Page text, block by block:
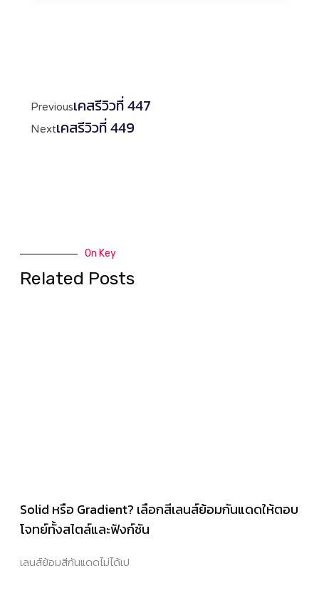
Previousเคสรีวิวที่ 447
Nextเคสรีวิวที่ 449
On Key
Related Posts
Solid หรือ Gradient? เลือกสีเลนส์ย้อมกันแดดให้ตอบ
โจทย์ทั้งสไตล์และฟังก์ชัน
เลนส์ย้อมสีกันแดดไม่ได้เป